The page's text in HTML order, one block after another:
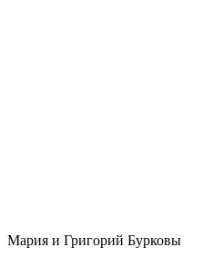
Мария и Григорий Бурковы